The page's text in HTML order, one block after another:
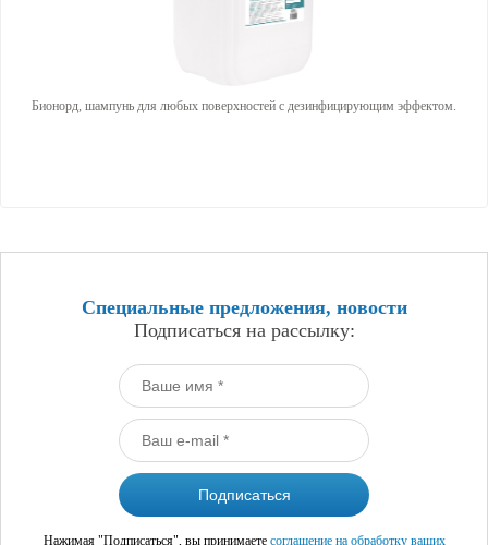
Бионорд, шампунь для любых поверхностей с дезинфицирующим эффектом.
Специальные предложения, новости
Подписаться на рассылку:
Нажимая "Подписаться", вы принимаете соглашение на обработку ваших